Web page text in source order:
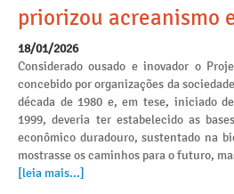
priorizou acreanismo
18/01/2026
Considerado ousado e inovador o
concebido por organizações da
década de 1980 e, em tese, iniciado
1999, deveria ter estabelecido as
econômico duradouro, sustentado na
mostrasse os caminhos para o futuro,
[leia mais...]